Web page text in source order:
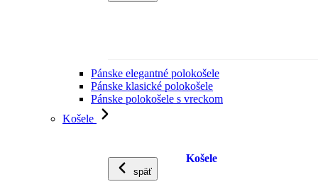
Pánske elegantné polokošele
Pánske klasické polokošele
Pánske polokošele s vreckom
Košele
späť
Košele